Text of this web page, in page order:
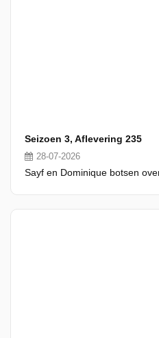
Seizoen 3, Aflevering 235
28-07-2026
Sayf en Dominique botsen